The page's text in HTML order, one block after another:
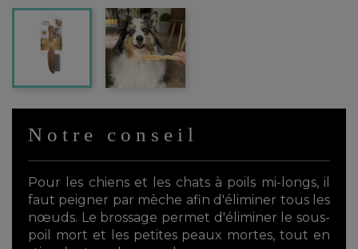
Notre conseil
Pour les chiens et les chats à poils mi-longs, il
faut peigner par mèche afin d'éliminer tous les
nœuds. Le brossage permet d'éliminer le sous-
poil mort et les petites peaux mortes, tout en